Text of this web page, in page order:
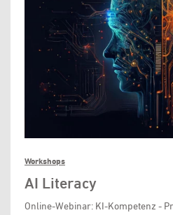
Workshops
AI Literacy
Online-Webinar: KI-Kompetenz -